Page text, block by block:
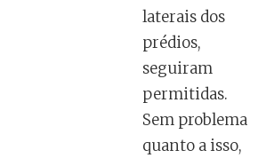
laterais dos
prédios,
seguiram
permitidas.
Sem problema
quanto a isso,